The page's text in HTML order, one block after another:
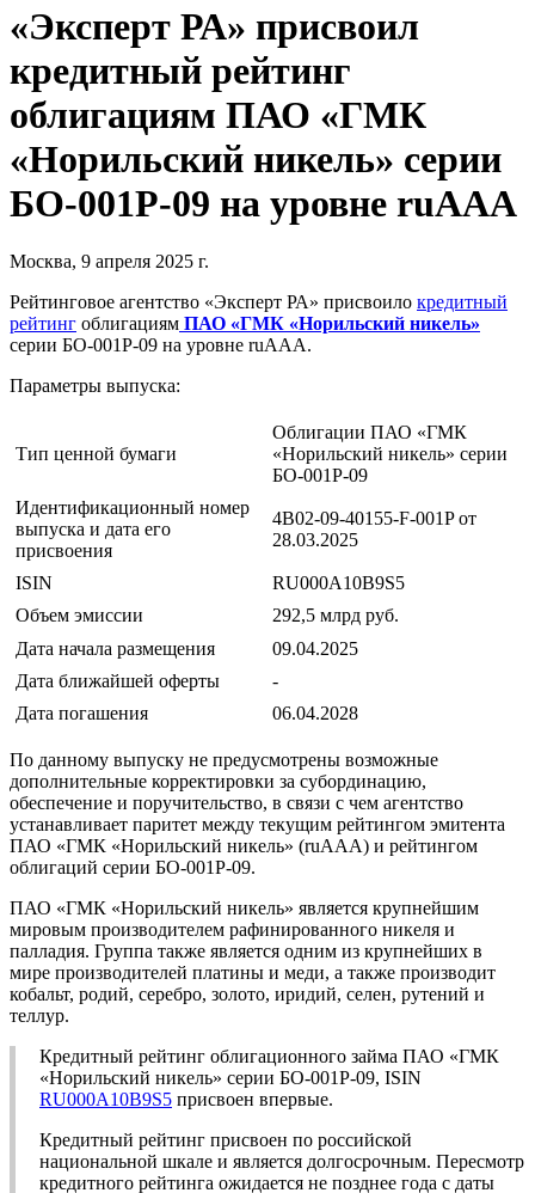
«Эксперт РА» присвоил
кредитный рейтинг
облигациям ПАО «ГМК
«Норильский никель» серии
БО-001Р-09 на уровне ruAAA
Москва, 9 апреля 2025 г.
Рейтинговое агентство «Эксперт РА» присвоило кредитный
рейтинг облигациям ПАО «ГМК «Норильский никель»
серии БО-001Р-09 на уровне ruAAA.
Параметры выпуска:
Тип ценной бумаги
Облигации ПАО «ГМК
«Норильский никель» серии
БО-001Р-09
Идентификационный номер
выпуска и дата его
присвоения
4B02-09-40155-F-001P от
28.03.2025
ISIN
RU000A10B9S5
Объем эмиссии
292,5 млрд руб.
Дата начала размещения
09.04.2025
Дата ближайшей оферты
-
Дата погашения
06.04.2028
По данному выпуску не предусмотрены возможные
дополнительные корректировки за субординацию,
обеспечение и поручительство, в связи с чем агентство
устанавливает паритет между текущим рейтингом эмитента
ПАО «ГМК «Норильский никель» (ruAAA) и рейтингом
облигаций серии БО-001Р-09.
ПАО «ГМК «Норильский никель» является крупнейшим
мировым производителем рафинированного никеля и
палладия. Группа также является одним из крупнейших в
мире производителей платины и меди, а также производит
кобальт, родий, серебро, золото, иридий, селен, рутений и
теллур.
Кредитный рейтинг облигационного займа ПАО «ГМК
«Норильский никель» серии БО-001Р-09, ISIN
RU000A10B9S5 присвоен впервые.
Кредитный рейтинг присвоен по российской
национальной шкале и является долгосрочным. Пересмотр
кредитного рейтинга ожидается не позднее года с даты